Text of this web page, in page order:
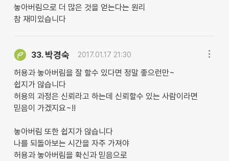
놓아버림으로 더 많은 것을 얻는다는 원리
참 재미있습니다
33. 박경숙 2017.01.17 21:30
허용과 놓아버림을 잘 할수 있다면 정말 좋으런만~
쉽지가 않습니다
허용의 과정은 신뢰라고 하는데 신뢰할수 있는 사람이라면
믿음이 가겠지요~!!
놓아버림 또한 쉽지가 않습니다
나를 되돌아보는 시간을 자주 가져야
허용과 놓아버림을 확신과 믿음으로